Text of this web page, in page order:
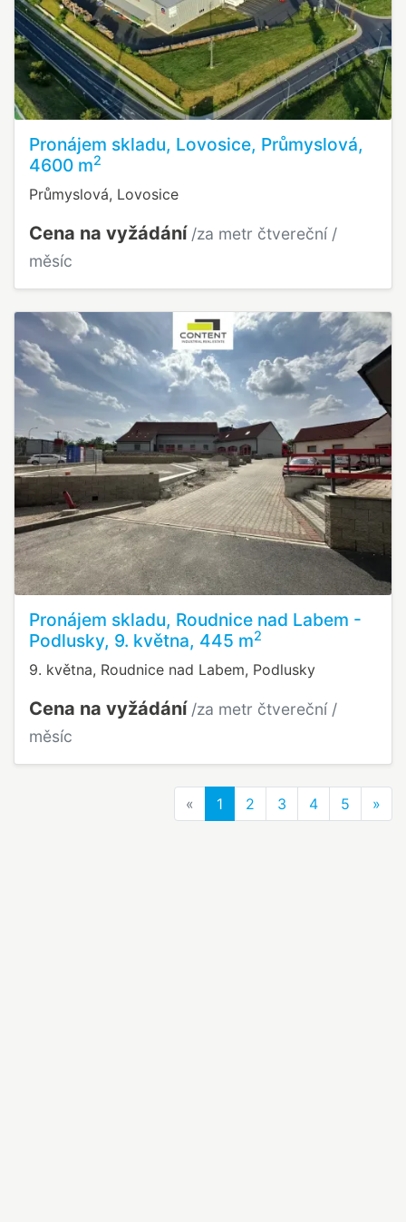
Pronájem skladu, Lovosice, Průmyslová,
4600 m2
Průmyslová, Lovosice
Cena na vyžádání /za metr čtvereční /
měsíc
Pronájem skladu, Roudnice nad Labem -
Podlusky, 9. května, 445 m2
9. května, Roudnice nad Labem, Podlusky
Cena na vyžádání /za metr čtvereční /
měsíc
« Previous
1 2 3 4 5 »